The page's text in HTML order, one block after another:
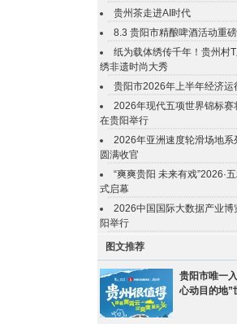
贵州茶走进AI时代
8.3 贵阳市精酿啤酒活动重
纸为载体绣传千年！贵州村
绣非遗时尚大秀
贵阳市2026年上半年经济运
2026年现代五项世界锦标赛
在贵阳举行
2026年亚洲速度轮滑场地系
圆满收官
“爽爽贵阳 未来有戏”2026·
式启幕
2026中国国际大数据产业博
阳举行
图文推荐
贵阳市唯一
心动目的地”